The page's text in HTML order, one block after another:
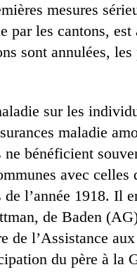
mesures
par les cantons, est
sont annulées, les
sur les
maladie
bénéficient
avec celles
l’année 1918. Il
de Baden
de l’Assistance
du père à la